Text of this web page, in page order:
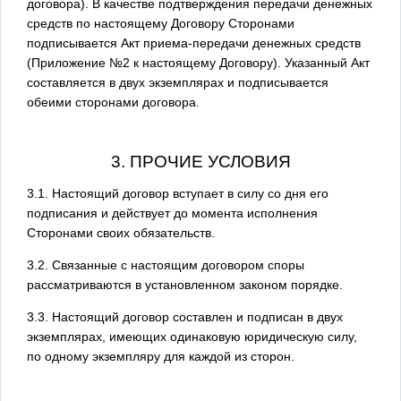
договора). В качестве подтверждения передачи денежных
средств по настоящему Договору Сторонами
подписывается Акт приема-передачи денежных средств
(Приложение №2 к настоящему Договору). Указанный Акт
составляется в двух экземплярах и подписывается
обеими сторонами договора.
3. ПРОЧИЕ УСЛОВИЯ
3.1. Настоящий договор вступает в силу со дня его
подписания и действует до момента исполнения
Сторонами своих обязательств.
3.2. Связанные с настоящим договором споры
рассматриваются в установленном законом порядке.
3.3. Настоящий договор составлен и подписан в двух
экземплярах, имеющих одинаковую юридическую силу,
по одному экземпляру для каждой из сторон.